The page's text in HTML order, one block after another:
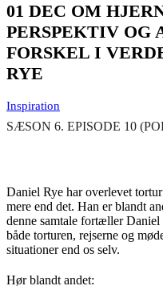
01 DEC OM
PERSPEKTIV OG
FORSKEL I
RYE
Inspiration
SÆSON 6. EPISODE 10
Daniel Rye har overlevet
mere end det. Han er blandt
denne samtale fortæller
både torturen, rejserne og
situationer end os selv.
Hør blandt andet: